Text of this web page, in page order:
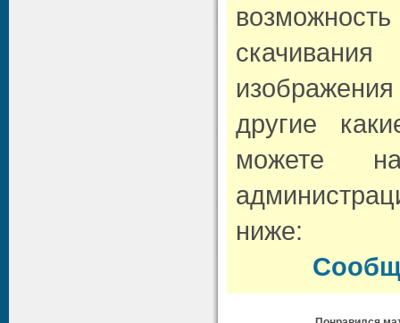
другие
можете
ниже: